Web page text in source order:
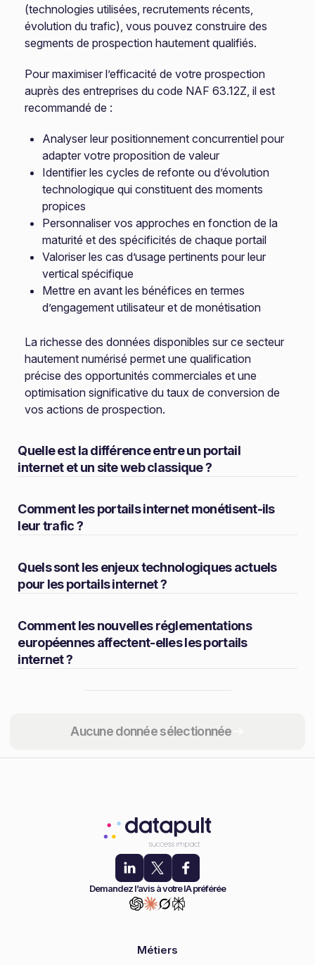
Aucune donnée sélectionnée
(technologies utilisées, recrutements récents,
évolution du trafic), vous pouvez construire des
segments de prospection hautement qualifiés.
Pour maximiser l’efficacité de votre prospection
auprès des entreprises du code NAF 63.12Z, il est
recommandé de :
Analyser leur positionnement concurrentiel pour
adapter votre proposition de valeur
Identifier les cycles de refonte ou d’évolution
technologique qui constituent des moments
propices
Personnaliser vos approches en fonction de la
maturité et des spécificités de chaque portail
Valoriser les cas d’usage pertinents pour leur
vertical spécifique
Mettre en avant les bénéfices en termes
d’engagement utilisateur et de monétisation
La richesse des données disponibles sur ce secteur
hautement numérisé permet une qualification
précise des opportunités commerciales et une
optimisation significative du taux de conversion de
vos actions de prospection.
Quelle est la différence entre un portail
internet et un site web classique ?
Comment les portails internet monétisent-ils
leur trafic ?
Quels sont les enjeux technologiques actuels
pour les portails internet ?
Comment les nouvelles réglementations
européennes affectent-elles les portails
internet ?
Partager
Demandez l’avis à votre IA préférée
Métiers